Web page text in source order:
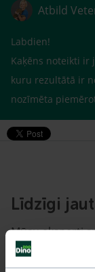
Atbild
Labdien!
Kaķēns noteikti ir
kuru rezultātā ir
nozīmēta
Līdzīgi
Mūsu eksperti